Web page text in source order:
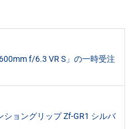
f/6.3 VR S」の一時受注
ョングリップ Zf-GR1 シルバ